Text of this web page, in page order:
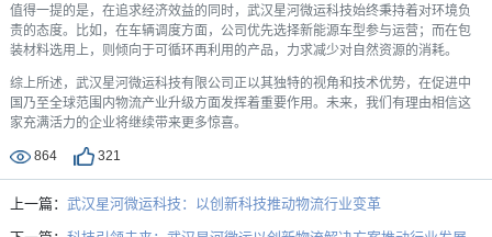
值得一提的是，在追求经济效益的同时，武汉星河微运科技始终秉持着对环境负
责的态度。比如，在车辆调度方面，公司优先选择新能源车型参与运营；而在包
装材料选用上，则倾向于可循环再利用的产品，力求减少对自然资源的消耗。
综上所述，武汉星河微运科技有限公司正以其独特的视角和技术优势，在促进中
国乃至全球范围内物流产业升级方面发挥着重要作用。未来，我们有理由相信这
家充满活力的企业将继续带来更多惊喜。
864 321
上一篇： 武汉星河微运科技：以创新科技推动物流行业变革